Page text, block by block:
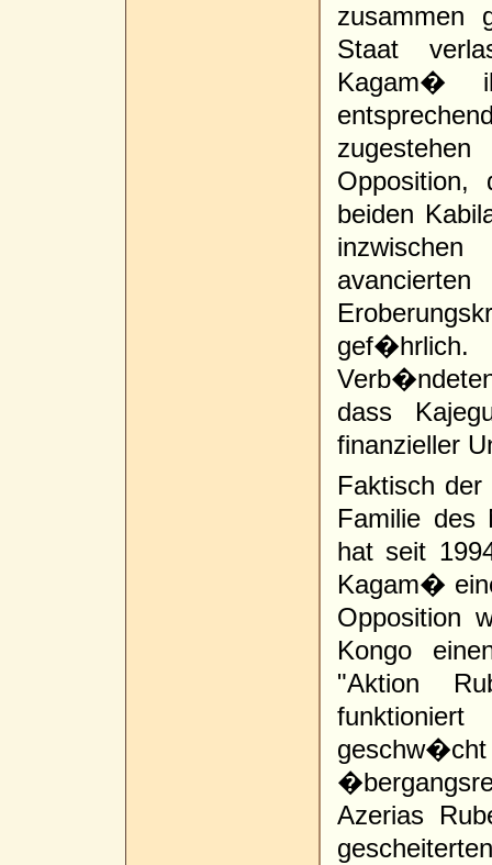
zusammen
Staat
Kagam�
beiden
dass
finanzieller
Faktisch
Familie des
hat seit
Kagam�
Opposition
Kongo
"Aktion
Azerias